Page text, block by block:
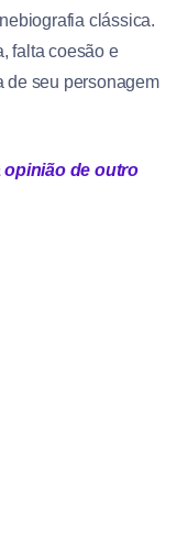
clássica.
falta coesão e
de seu personagem
opinião de outro